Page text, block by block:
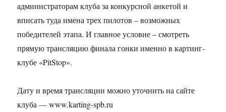
администраторам клуба за конкурсной анкетой и
вписать туда имена трех пилотов – возможных
победителей этапа. И главное условие – смотреть
прямую трансляцию финала гонки именно в картинг-
клубе «PitStop».
Дату и время трансляции можно уточнить на сайте
клуба — www.karting-spb.ru